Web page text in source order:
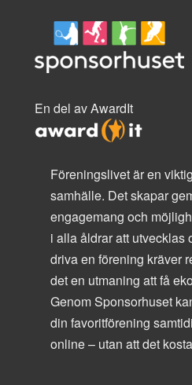
En del av AwardIt
Föreningslivet är en
samhälle. Det skapar
engagemang och
i alla åldrar att utvecklas
driva en förening kräver
det en utmaning att få
Genom Sponsorhuset
din favoritförening
online – utan att det